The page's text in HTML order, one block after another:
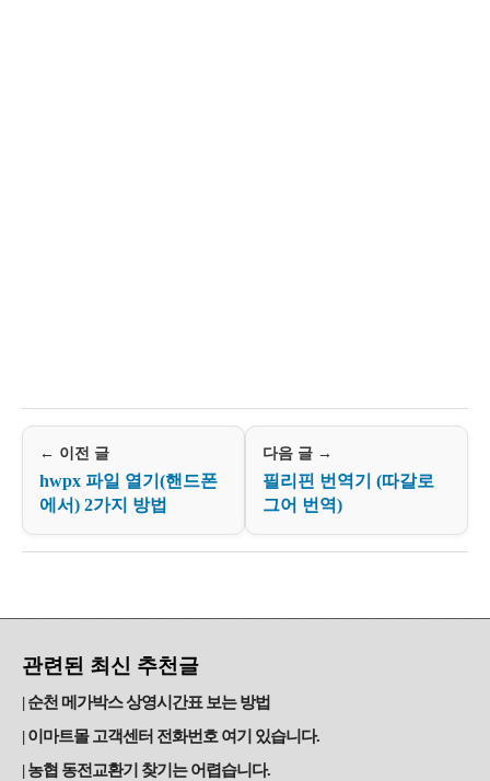
← 이전 글
hwpx 파일 열기(핸드폰
에서) 2가지 방법
다음 글 →
필리핀 번역기 (따갈로
그어 번역)
관련된 최신 추천글
순천 메가박스 상영시간표 보는 방법
이마트몰 고객센터 전화번호 여기 있습니다.
농협 동전교환기 찾기는 어렵습니다.